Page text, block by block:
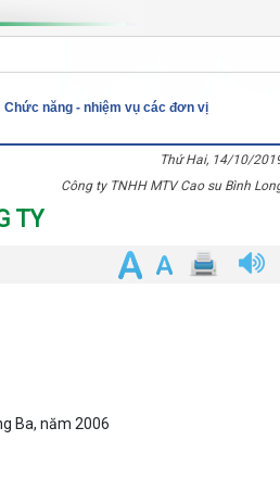
Chức năng - nhiệm vụ các đơn vị
Thứ Hai, 14/10/
Công ty TNHH MTV Cao su Bình
TY
Ba, năm 2006